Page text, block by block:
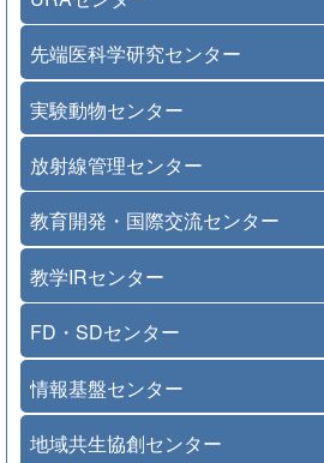
先端医科学研究センター
実験動物センター
放射線管理センター
教育開発・国際交流センター
教学IRセンター
FD・SDセンター
情報基盤センター
地域共生協創センター